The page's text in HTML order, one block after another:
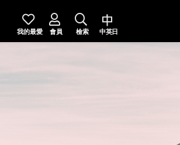
我的最愛 會員 檢索 中英日